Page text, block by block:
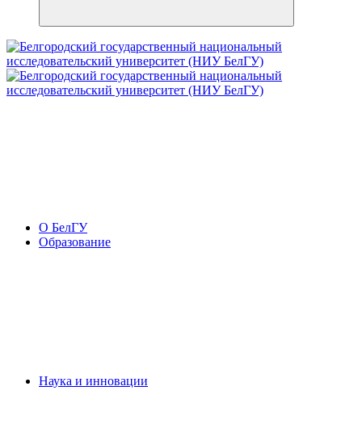
О БелГУ
Образование
Наука и инновации